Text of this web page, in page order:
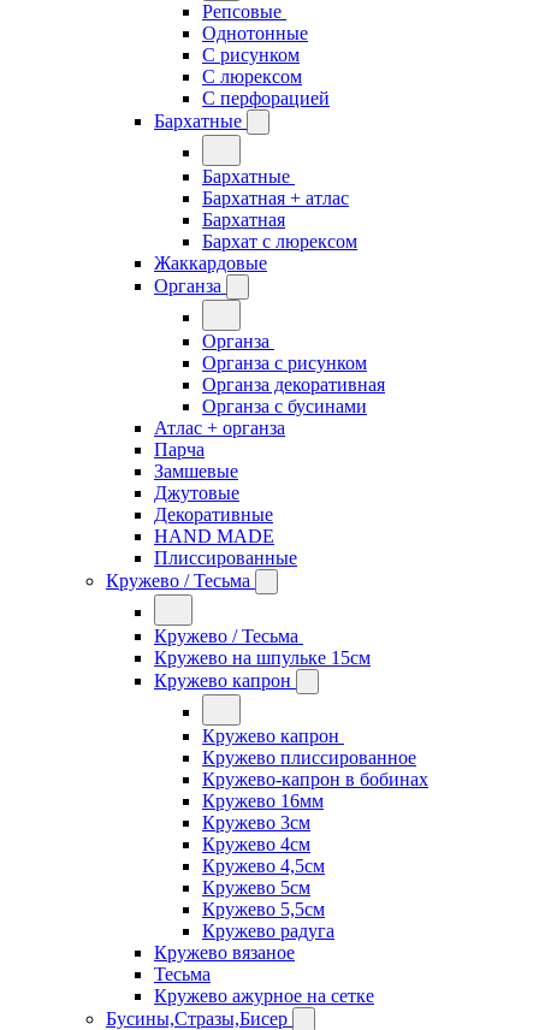
Репсовые
Однотонные
С рисунком
С люрексом
С перфорацией
Бархатные
Бархатные
Бархатная + атлас
Бархатная
Бархат с люрексом
Жаккардовые
Органза
Органза
Органза с рисунком
Органза декоративная
Органза с бусинами
Атлас + органза
Парча
Замшевые
Джутовые
Декоративные
HAND MADE
Плиссированные
Кружево / Тесьма
Кружево / Тесьма
Кружево на шпульке 15см
Кружево капрон
Кружево капрон
Кружево плиссированное
Кружево-капрон в бобинах
Кружево 16мм
Кружево 3см
Кружево 4см
Кружево 4,5см
Кружево 5см
Кружево 5,5см
Кружево радуга
Кружево вязаное
Тесьма
Кружево ажурное на сетке
Бусины,Стразы,Бисер